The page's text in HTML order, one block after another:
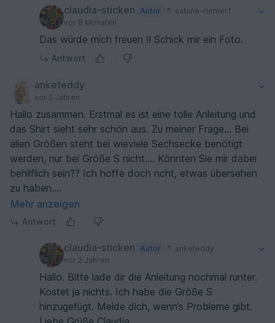
claudia-sticken Autor
sabine-riemer1
vor 8 Monaten
Das würde mich freuen !! Schick mir ein Foto.
Antwort
anketeddy
vor 2 Jahren
Hallo zusammen. Erstmal es ist eine tolle Anleitung und
das Shirt sieht sehr schön aus. Zu meiner Frage... Bei
allen Größen steht bei wieviele Sechsecke benötigt
werden, nur bei Größe S nicht.... Könnten Sie mir dabei
behilflich sein?? Ich hoffe doch ncht, etwas übersehen
zu haben.
Vielen Danke.
Mehr anzeigen
Antwort
claudia-sticken Autor
anketeddy
vor 2 Jahren
Hallo. Bitte lade dir die Anleitung nochmal runter.
Kostet ja nichts. Ich habe die Größe S
hinzugefügt. Melde dich, wenn’s Probleme gibt.